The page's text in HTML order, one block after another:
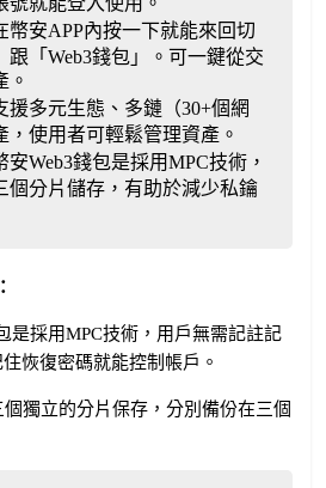
幣安APP內按一下就能來回切
跟「Web3錢包」。可一鍵從交
。
援多元生態、多鏈（30+個網
，使用者可輕鬆管理資產。
安Web3錢包是採用MPC技術，
個分片儲存，有助於減少私鑰
是採用MPC技術，用戶無需記註記
恢復密碼就能控制帳戶。
獨立的分片保存，分別備份在三個